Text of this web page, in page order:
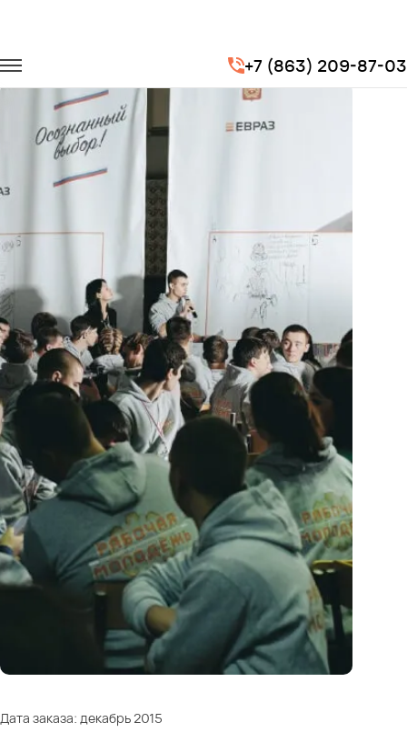
+7 (863) 209-87-03
Транспорт на мероприятия
III Всероссийский форум рабочей молодежи
Дата заказа: декабрь 2015